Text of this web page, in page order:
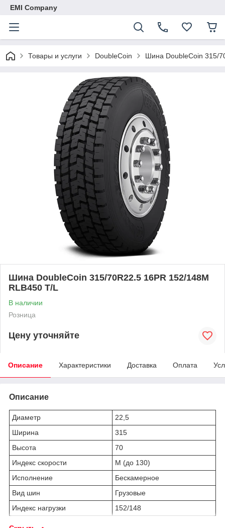
EMI Company
Товары и услуги DoubleCoin Шина DoubleCoin 315/
Шина DoubleCoin 315/70R22.5 16PR 152/148M
RLB450 T/L
В наличии
Розница
Цену уточняйте
Описание Характеристики Доставка Оплата
Описание
Диаметр
22,5
Ширина
315
Высота
70
Индекс скорости
M (до 130)
Исполнение
Бескамерное
Вид шин
Грузовые
Индекс нагрузки
152/148